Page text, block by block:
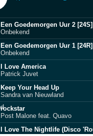
Een Goedemorgen Uur 2 [24S]
Onbekend
Een Goedemorgen Uur 1 [24R]
Onbekend
I Love America
Patrick Juvet
Keep Your Head Up
Sandra van Nieuwland
rockstar
Post Malone feat. Quavo
I Love The Nightlife (Disco